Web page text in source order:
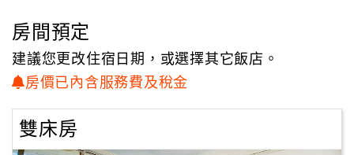
客
滿
意
訂
房間預定
建議您更改住宿日期，或選擇其它飯店。
房價已內含服務費及稅金
雙床房